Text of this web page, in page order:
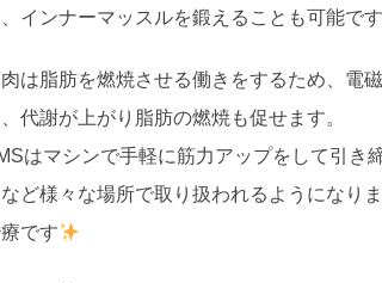
インナーマッスルを鍛えることも可能です
は脂肪を燃焼させる働きをするため、電
代謝が上がり脂肪の燃焼も促せます。
はマシンで手軽に筋力アップをして引き
ど様々な場所で取り扱われるようになり
です